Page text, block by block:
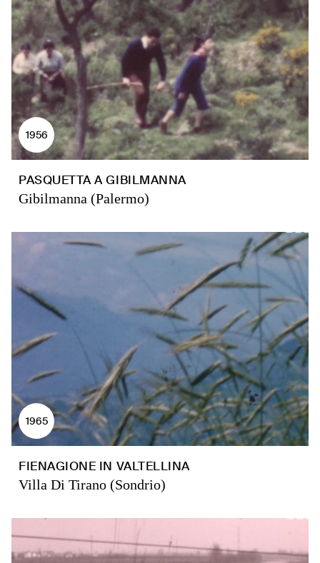
1956
PASQUETTA A GIBILMANNA
Gibilmanna (Palermo)
1965
FIENAGIONE IN VALTELLINA
Villa Di Tirano (Sondrio)